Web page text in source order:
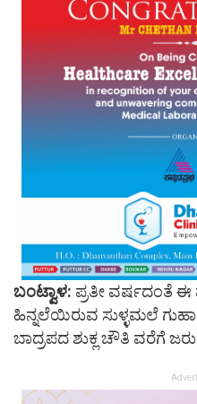
ಬಂಟ್ವಾಳ: ಪ್ರತೀ ವರ್ಷದಂತೆ
ಹಿನ್ನಲೆಯಿರುವ ಸುಳ್ಳಮಲೆ ಗುಹಾ
ಬಾದ್ರಪದ ಶುಕ್ಲ ಚೌತಿ ವರೆಗೆ